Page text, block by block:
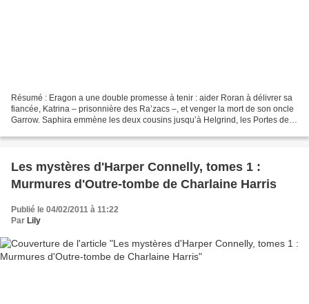
Résumé : Eragon a une double promesse à tenir : aider Roran à délivrer sa
fiancée, Katrina – prisonnière des Ra’zacs –, et venger la mort de son oncle
Garrow. Saphira emmène les deux cousins jusqu’à Helgrind, les Portes de la
Les mystères d'Harper Connelly, tomes 1 :
Murmures d'Outre-tombe de Charlaine Harris
Publié le 04/02/2011 à 11:22
Par Lily